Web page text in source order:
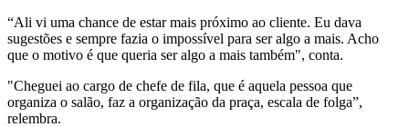
“Ali vi uma chance de estar mais próximo ao cliente. Eu dava
sugestões e sempre fazia o impossível para ser algo a mais. Acho
que o motivo é que queria ser algo a mais também", conta.
"Cheguei ao cargo de chefe de fila, que é aquela pessoa que
organiza o salão, faz a organização da praça, escala de folga”,
relembra.